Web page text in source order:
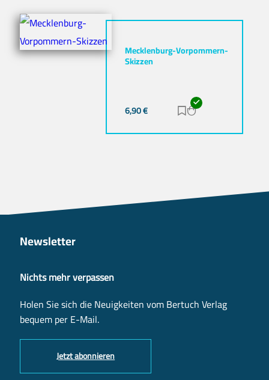
Mecklenburg-Vorpommern-
Skizzen
6,90€ Zur Merkliste
Zum Warenkorb
Newsletter
Nichts mehr verpassen
Holen Sie sich die Neuigkeiten vom Bertuch Verlag
bequem per E-Mail.
Jetzt abonnieren